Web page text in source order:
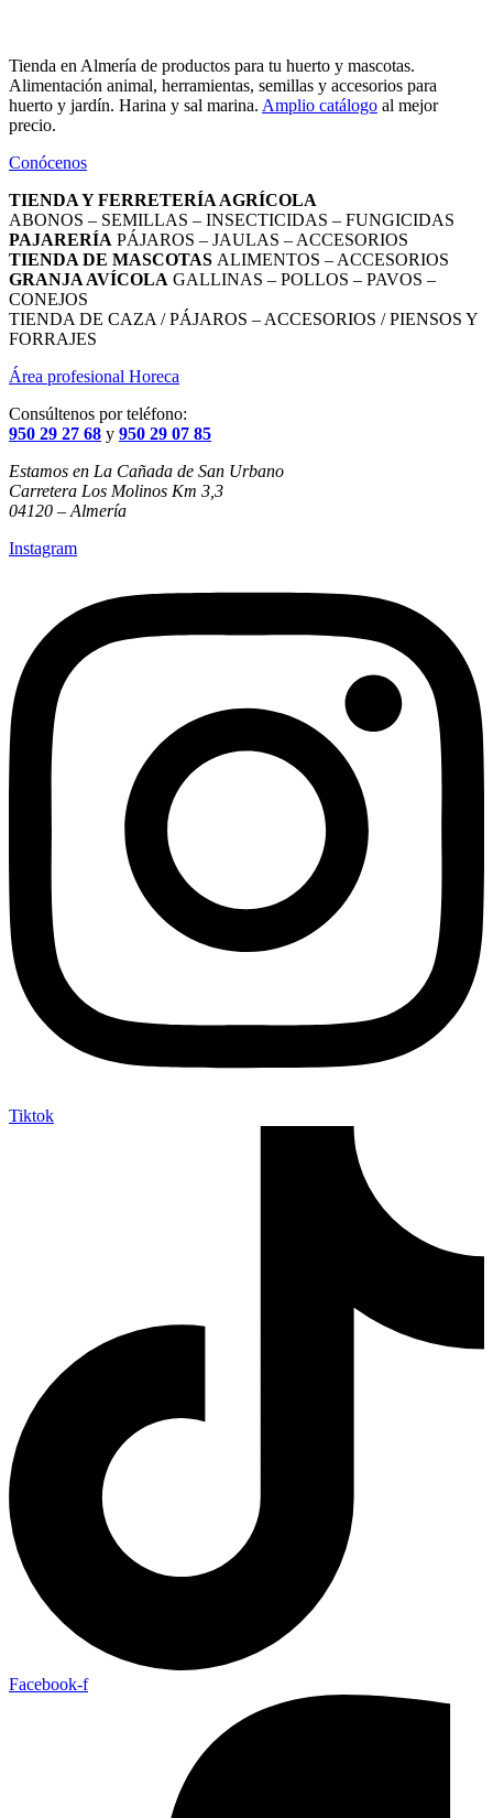
Tienda en Almería de productos para tu huerto y mascotas.
Alimentación animal, herramientas, semillas y accesorios para
huerto y jardín. Harina y sal marina. Amplio catálogo al mejor
precio.
Conócenos
TIENDA Y FERRETERÍA AGRÍCOLA
ABONOS – SEMILLAS – INSECTICIDAS – FUNGICIDAS
PAJARERÍA PÁJAROS – JAULAS – ACCESORIOS
TIENDA DE MASCOTAS ALIMENTOS – ACCESORIOS
GRANJA AVÍCOLA GALLINAS – POLLOS – PAVOS –
CONEJOS
TIENDA DE CAZA / PÁJAROS – ACCESORIOS / PIENSOS Y
FORRAJES
Área profesional Horeca
Consúltenos por teléfono:
950 29 27 68 y 950 29 07 85
Estamos en La Cañada de San Urbano
Carretera Los Molinos Km 3,3
04120 – Almería
Instagram
Tiktok
Facebook-f